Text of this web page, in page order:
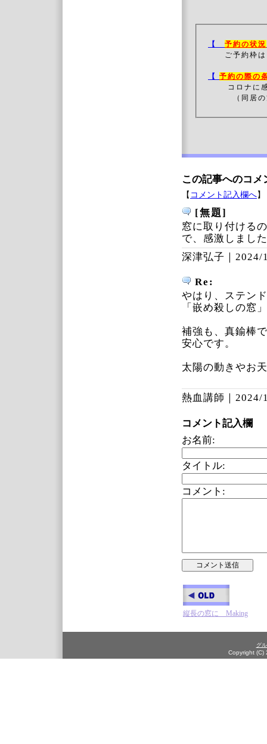
【 予約の状況
ご予約枠は
【 予約の際の
コロナに
（同居の方
この記事へのコメ
【 コメント記入欄へ】
[無題]
窓に取り付ける
で、感激しまし
深津弘子｜ 2024/
Re:
やはり、ステン
「嵌め殺しの窓
補強も、真鍮棒
安心です。
太陽の動きやお
熱血講師｜ 2024/
コメント記入欄
お名前:
タイトル:
コメント:
縦長の窓に Making
グ
Copyright (C)